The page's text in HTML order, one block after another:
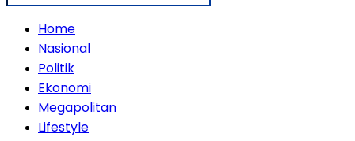
Home
Nasional
Politik
Ekonomi
Megapolitan
Lifestyle